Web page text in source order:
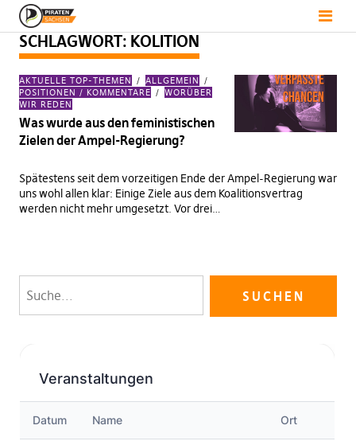
SCHLAGWORT: KOLITION
AKTUELLE TOP-THEMEN
ALLGEMEIN
POSITIONEN / KOMMENTARE
WORÜBER
WIR REDEN
Was wurde aus den feministischen
Zielen der Ampel-Regierung?
Spätestens seit dem vorzeitigen Ende der Ampel-Regierung war
uns wohl allen klar: Einige Ziele aus dem Koalitionsvertrag
werden nicht mehr umgesetzt. Vor drei…